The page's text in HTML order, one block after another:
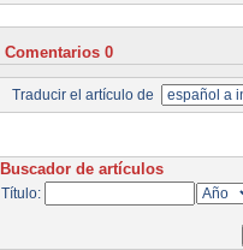
Comentarios 0
Traducir el artículo de
Buscador de artículos
Título: